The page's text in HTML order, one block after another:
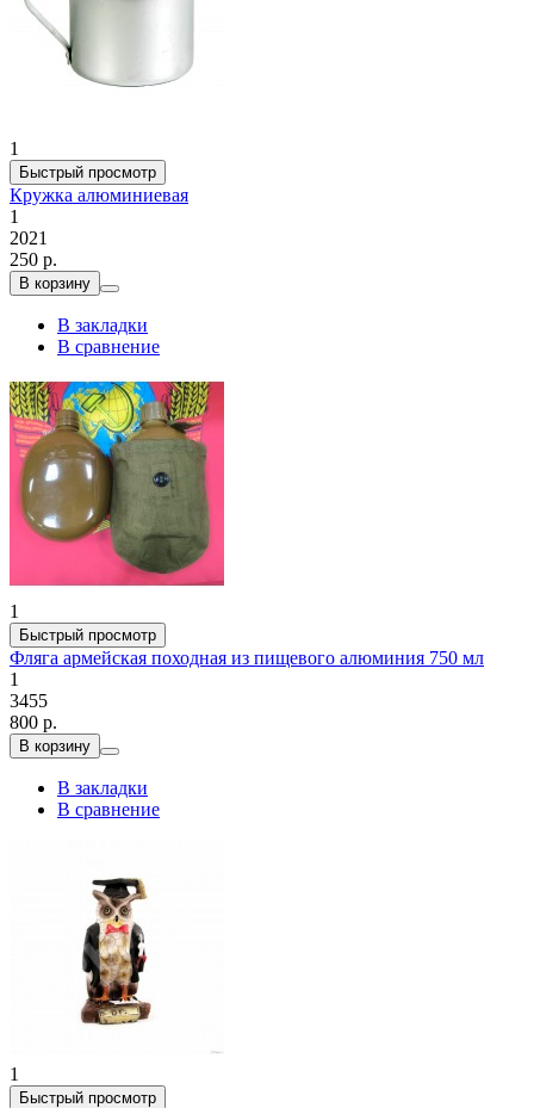
1
Быстрый просмотр
Кружка алюминиевая
1
2021
250 р.
В корзину
В закладки
В сравнение
1
Быстрый просмотр
Фляга армейская походная из пищевого алюминия 750 мл
1
3455
800 р.
В корзину
В закладки
В сравнение
1
Быстрый просмотр